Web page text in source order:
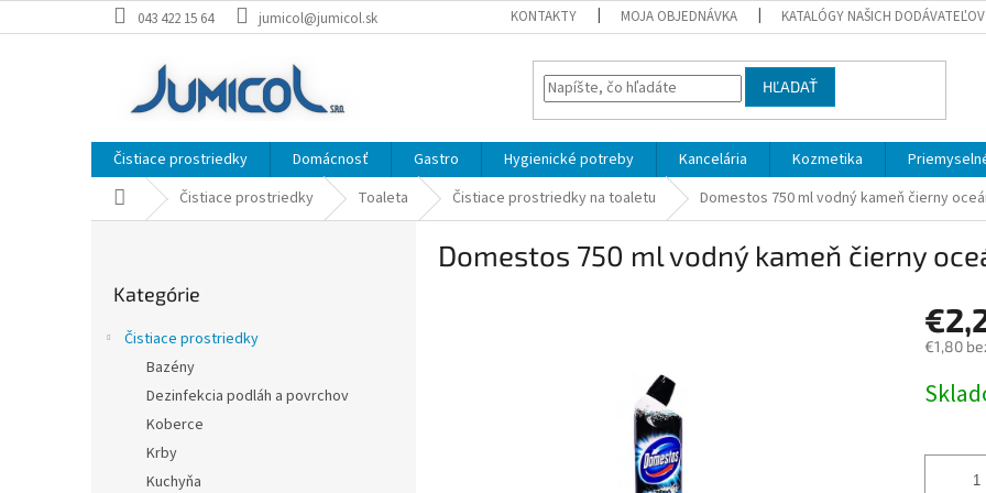
na
043 422 15 64 jumicol@jumicol.sk KONTAKTY MOJA OBJEDNÁVKA KATALÓGY NAŠICH DODÁVATEĽOV
HĽADAŤ
Čistiace prostriedky Domácnosť Gastro Hygienické potreby Kancelária Kozmetika
Domov Čistiace prostriedky Toaleta Čistiace prostriedky na toaletu Domestos 750 ml vodný kameň čierny
kategórie
Kategórie
Čistiace prostriedky
Bazény
Dezinfekcia podláh a povrchov
Koberce
Krby
Kuchyňa
Domestos 750 ml vodný kameň čierny
€1,80
cena: